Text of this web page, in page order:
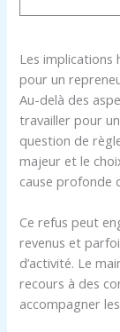
Les implications
pour un
Au-delà des
travailler pour
question de
majeur et le
cause profonde
Ce refus peut
revenus et
d’activité. Le
recours à des
accompagner